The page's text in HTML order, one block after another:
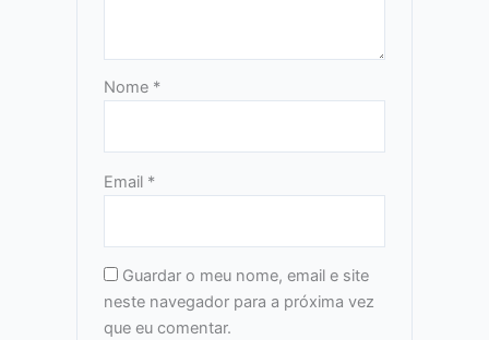
Nome *
Email *
Guardar o meu nome, email e site
neste navegador para a próxima vez
que eu comentar.